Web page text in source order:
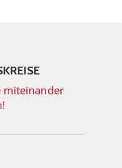
miteinander